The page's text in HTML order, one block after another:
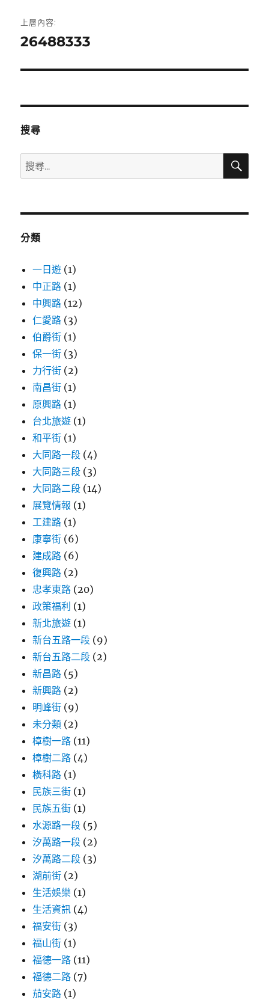
章
上層內容:
26488333
搜尋
搜
尋
鍵
搜
分類
一日遊 (1)
中正路 (1)
中興路 (12)
仁愛路 (3)
伯爵街 (1)
保一街 (3)
力行街 (2)
南昌街 (1)
原興路 (1)
台北旅遊 (1)
和平街 (1)
大同路一段 (4)
大同路三段 (3)
大同路二段 (14)
展覽情報 (1)
工建路 (1)
康寧街 (6)
建成路 (6)
復興路 (2)
忠孝東路 (20)
政策福利 (1)
新北旅遊 (1)
新台五路一段 (9)
新台五路二段 (2)
新昌路 (5)
新興路 (2)
明峰街 (9)
未分類 (2)
樟樹一路 (11)
樟樹二路 (4)
橫科路 (1)
民族三街 (1)
民族五街 (1)
水源路一段 (5)
汐萬路一段 (2)
汐萬路二段 (3)
湖前街 (2)
生活娛樂 (1)
生活資訊 (4)
福安街 (3)
福山街 (1)
福德一路 (11)
福德二路 (7)
茄安路 (1)